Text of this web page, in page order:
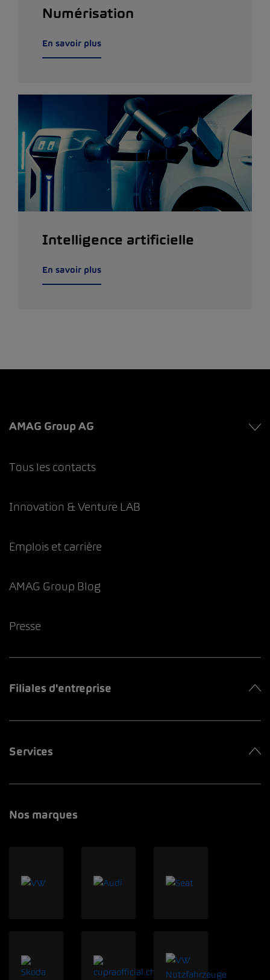
Numérisation
En savoir plus
Intelligence artificielle
En savoir plus
AMAG Group AG
Tous les contacts
Innovation & Venture LAB
Emplois et carrière
AMAG Group Blog
Presse
Filiales d'entreprise
Services
Nos marques